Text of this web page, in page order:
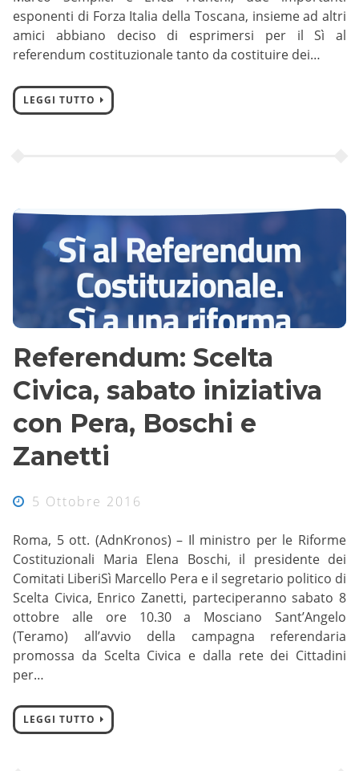
esponenti di Forza Italia della Toscana, insieme ad altri
amici abbiano deciso di esprimersi per il Sì al
referendum costituzionale tanto da costituire dei…
LEGGI TUTTO
Referendum: Scelta
Civica, sabato iniziativa
con Pera, Boschi e
Zanetti
5 Ottobre 2016
Roma, 5 ott. (AdnKronos) – Il ministro per le Riforme
Costituzionali Maria Elena Boschi, il presidente dei
Comitati LiberiSì Marcello Pera e il segretario politico di
Scelta Civica, Enrico Zanetti, parteciperanno sabato 8
ottobre alle ore 10.30 a Mosciano Sant’Angelo
(Teramo) all’avvio della campagna referendaria
promossa da Scelta Civica e dalla rete dei Cittadini
per…
LEGGI TUTTO